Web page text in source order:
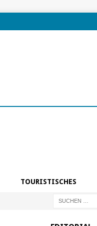
TOURISTISCHES